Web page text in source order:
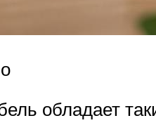
обладает